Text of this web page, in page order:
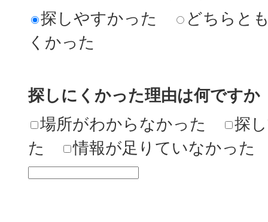
探しやすかった
どちらと
くかった
探しにくかった理由は何ですか
場所がわからなかった
探
た
情報が足りていなかった